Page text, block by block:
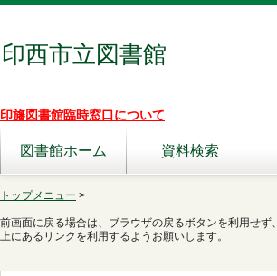
印西市立図書館
印旛図書館臨時窓口について
図書館ホーム 資料検索
トップメニュー >
前画面に戻る場合は、ブラウザの戻るボタンを利用せず、
上にあるリンクを利用するようお願いします。